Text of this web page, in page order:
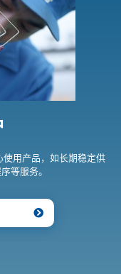
用产品，如长期稳定供
等服务。